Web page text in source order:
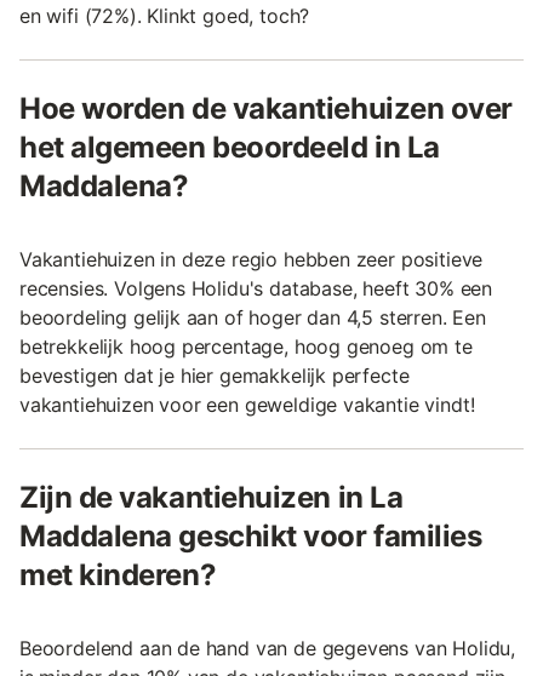
en wifi (72%). Klinkt goed, toch?
Hoe worden de vakantiehuizen over
het algemeen beoordeeld in La
Maddalena?
Vakantiehuizen in deze regio hebben zeer positieve
recensies. Volgens Holidu's database, heeft 30% een
beoordeling gelijk aan of hoger dan 4,5 sterren. Een
betrekkelijk hoog percentage, hoog genoeg om te
bevestigen dat je hier gemakkelijk perfecte
vakantiehuizen voor een geweldige vakantie vindt!
Zijn de vakantiehuizen in La
Maddalena geschikt voor families
met kinderen?
Beoordelend aan de hand van de gegevens van Holidu,